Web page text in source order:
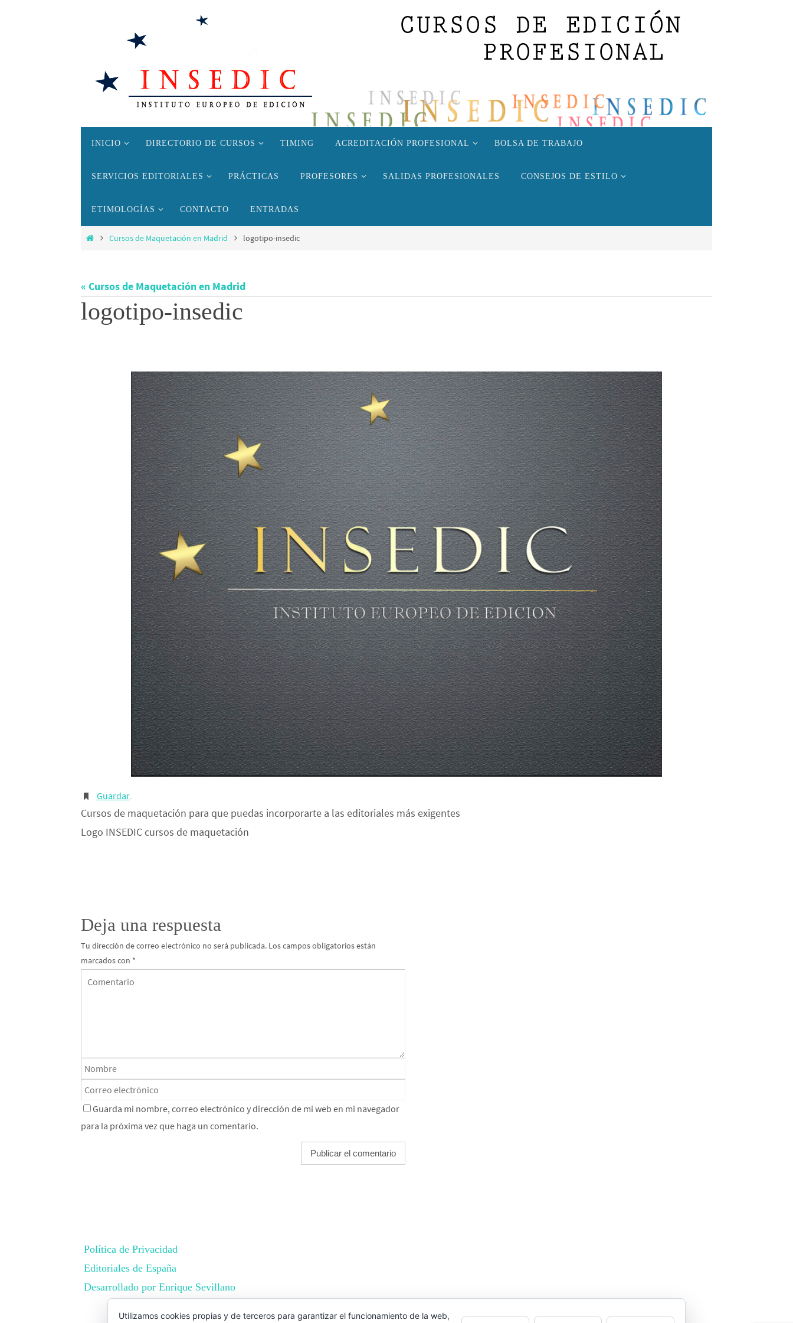
INICIO DIRECTORIO DE CURSOS TIMING ACREDITACIÓN PROFESIONAL BOLSA DE TRABAJO
SERVICIOS EDITORIALES PRÁCTICAS PROFESORES SALIDAS PROFESIONALES CONSEJOS DE ESTILO
ETIMOLOGÍAS CONTACTO ENTRADAS
InicioCursos de Maquetación en Madrid logotipo-insedic
« Cursos de Maquetación en Madrid
logotipo-insedic
Guardar.
Cursos de maquetación para que puedas incorporarte a las editoriales más exigentes
Logo INSEDIC cursos de maquetación
Deja una respuesta
Tu dirección de correo electrónico no será publicada. Los campos obligatorios están
marcados con *
Guarda mi nombre, correo electrónico y dirección de mi web en mi navegador
para la próxima vez que haga un comentario.
Política de Privacidad
Editoriales de España
Desarrollado por Enrique Sevillano
Utilizamos cookies propias y de terceros para garantizar el funcionamiento de la web,